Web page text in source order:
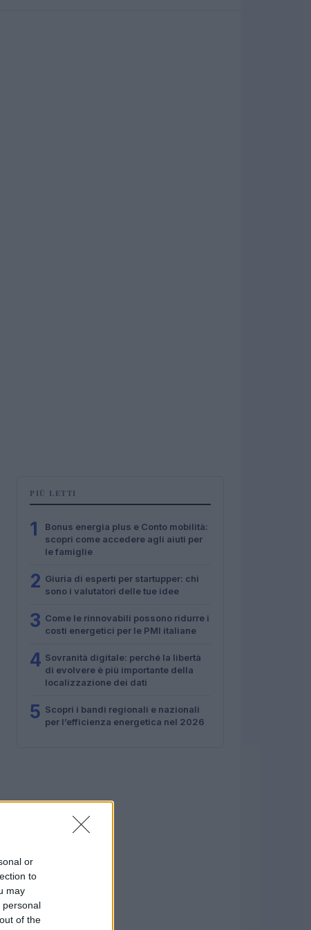
or
to
may
personal
of the
PIÙ LETTI
1
Bonus energia plus e Conto mobilità:
scopri come accedere agli aiuti per
le famiglie
2 Giuria di esperti per startupper: chi
sono i valutatori delle tue idee
3 Come le rinnovabili possono ridurre i
costi energetici per le PMI italiane
4 Sovranità digitale: perché la libertà
di evolvere è più importante della
localizzazione dei dati
5 Scopri i bandi regionali e nazionali
per l’efficienza energetica nel 2026